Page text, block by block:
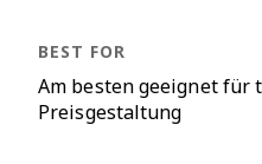
Am besten geeignet für
Preisgestaltung